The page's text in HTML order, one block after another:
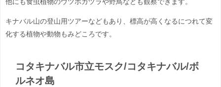
他にも食虫植物のウツボカヅラや野鳥なども観察できます。
キナバル山の登山用ツアーなどもあり、標高が高くなるにつれて変
化する植物や動物もみどころです。
コタキナバル市立モスク/コタキナバル/ボ
ルネオ島